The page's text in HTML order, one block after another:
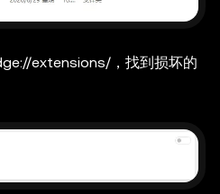
extensions/，找到损坏的